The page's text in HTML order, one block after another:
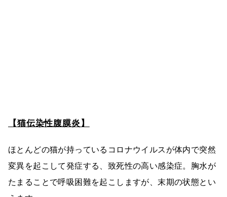
【猫伝染性腹膜炎】
ほとんどの猫が持っているコロナウイルスが体内で突然
変異を起こして発症する、致死性の高い感染症。胸水が
たまることで呼吸困難を起こしますが、末期の状態とい